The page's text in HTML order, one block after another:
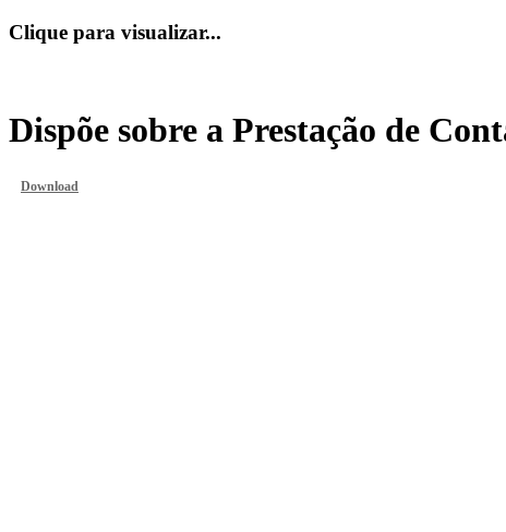
Clique para visualizar...
Dispõe sobre a Prestação de
Download